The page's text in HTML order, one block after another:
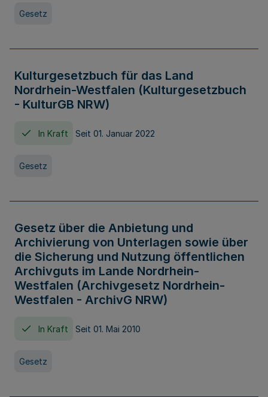
Gesetz
Kulturgesetzbuch für das Land
Nordrhein-Westfalen (Kulturgesetzbuch
- KulturGB NRW)
In Kraft Seit 01. Januar 2022
Gesetz
Gesetz über die Anbietung und
Archivierung von Unterlagen sowie über
die Sicherung und Nutzung öffentlichen
Archivguts im Lande Nordrhein-
Westfalen (Archivgesetz Nordrhein-
Westfalen - ArchivG NRW)
In Kraft Seit 01. Mai 2010
Gesetz